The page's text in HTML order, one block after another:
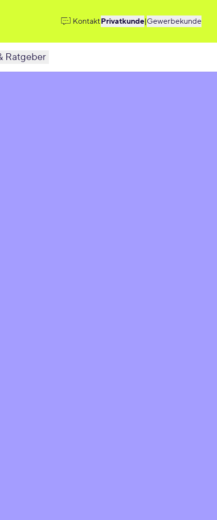
KontaktPrivatkunde|Gewerbekunde
Ratgeber